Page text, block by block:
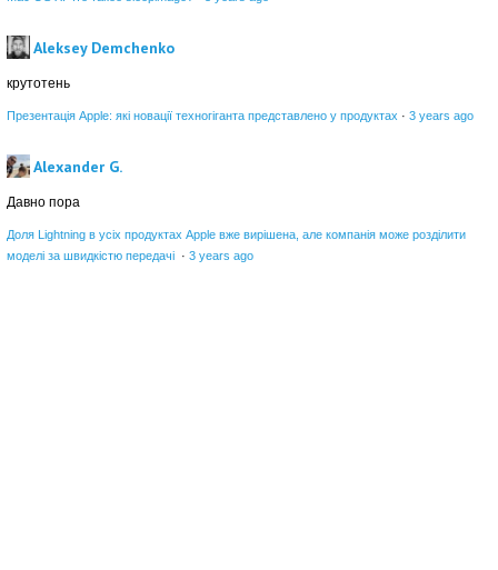
Aleksey Demchenko
крутотень
Презентація Apple: які новації техногіганта представлено у продуктах · 3 years ago
Alexander G.
Давно пора
Доля Lightning в усіх продуктах Apple вже вирішена, але компанія може розділити
моделі за швидкістю передачі · 3 years ago